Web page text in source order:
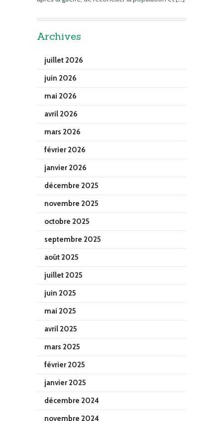
Archives
juillet 2026
juin 2026
mai 2026
avril 2026
mars 2026
février 2026
janvier 2026
décembre 2025
novembre 2025
octobre 2025
septembre 2025
août 2025
juillet 2025
juin 2025
mai 2025
avril 2025
mars 2025
février 2025
janvier 2025
décembre 2024
novembre 2024